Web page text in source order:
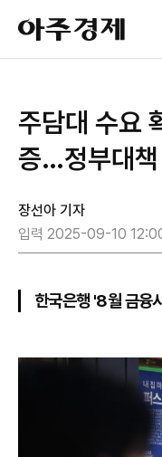
아
주
경
주담대 수요
증…정부대책
장선아 기자
입력 2025-09-10
한국은행 '8월 금융